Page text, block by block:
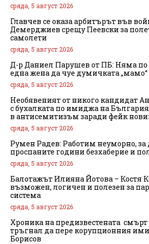
сряда, 5 август 2026
Главчев се оказа арбитърът във
Демерджиев срещу Пеевски за
самолети
сряда, 5 август 2026
Д-р Даниел Парушев от ПБ: Няма по
една жена да чуе думичката „мамо“
сряда, 5 август 2026
Необявеният от никого кандидат
с бухалката по имиджа на
в антисемитизъм заради фейк
сряда, 5 август 2026
Румен Радев: Работим неуморно, за
проспаните години безхаберие и
сряда, 5 август 2026
Балотажът Илияна Йотова – Костя
възможен, логичен и полезен за
система
сряда, 5 август 2026
Хроника на предизвестената смърт
тръгнал да пере корупционния
Борисов